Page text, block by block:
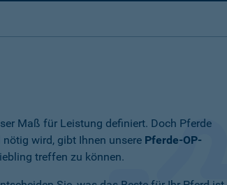
Maß für Leistung definiert. Doch Pferde
nötig wird, gibt Ihnen unsere Pferde-OP-
treffen zu können.